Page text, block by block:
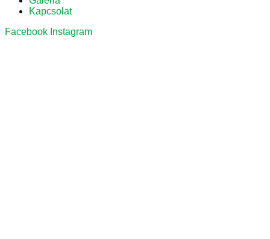
Kapcsolat
Facebook Instagram